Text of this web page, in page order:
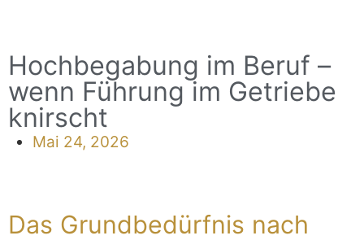
Hochbegabung im Beruf –
wenn Führung im Getriebe
knirscht
Mai 24, 2026
Das Grundbedürfnis nach